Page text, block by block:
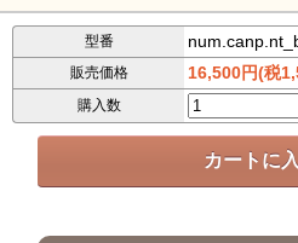
型番
販売価格 16,500円(税
購入数